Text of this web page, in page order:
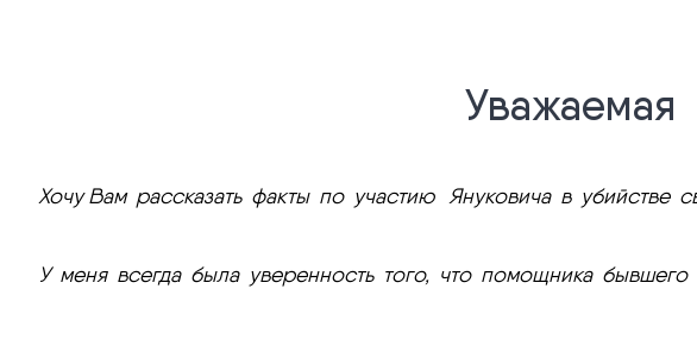
Хочу Вам рассказать факты по участию Януковича в убийстве
У меня всегда была уверенность того, что помощника